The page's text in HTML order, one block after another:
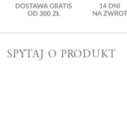
SPYTAJ O PRODUKT